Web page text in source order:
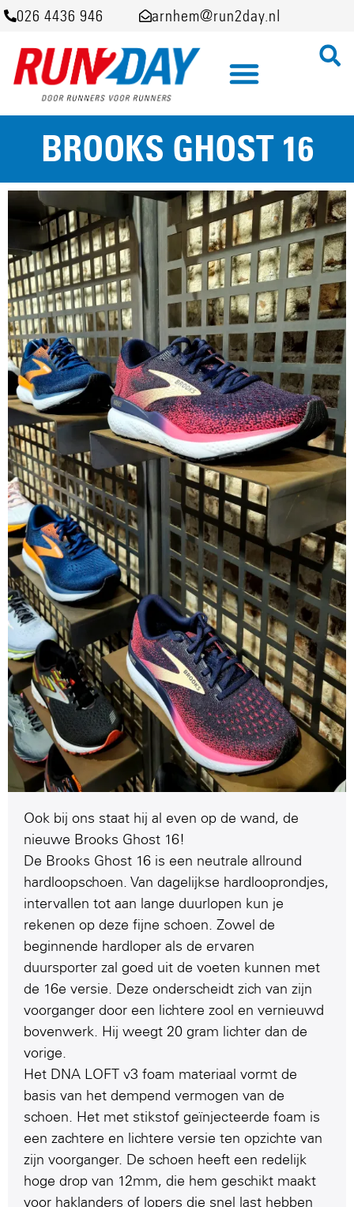
026 4436 946 arnhem@run2day.nl
BROOKS GHOST 16
Ook bij ons staat hij al even op de wand, de
nieuwe Brooks Ghost 16!
De Brooks Ghost 16 is een neutrale allround
hardloopschoen. Van dagelijkse hardlooprondjes,
intervallen tot aan lange duurlopen kun je
rekenen op deze fijne schoen. Zowel de
beginnende hardloper als de ervaren
duursporter zal goed uit de voeten kunnen met
de 16e versie. Deze onderscheidt zich van zijn
voorganger door een lichtere zool en vernieuwd
bovenwerk. Hij weegt 20 gram lichter dan de
vorige.
Het DNA LOFT v3 foam materiaal vormt de
basis van het dempend vermogen van de
schoen. Het met stikstof geïnjecteerde foam is
een zachtere en lichtere versie ten opzichte van
zijn voorganger. De schoen heeft een redelijk
hoge drop van 12mm, die hem geschikt maakt
voor haklanders of lopers die snel last hebben